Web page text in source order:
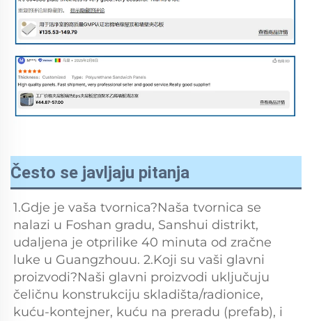
Često se javljaju pitanja
1.Gdje je vaša tvornica?Naša tvornica se
nalazi u Foshan gradu, Sanshui distrikt,
udaljena je otprilike 40 minuta od zračne
luke u Guangzhouu. 2.Koji su vaši glavni
proizvodi?Naši glavni proizvodi uključuju
čeličnu konstrukciju skladišta/radionice,
kuću-kontejner, kuću na preradu (prefab), i